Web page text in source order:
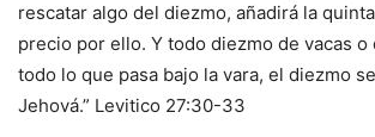
rescatar algo del diezmo, añadirá la
precio por ello. Y todo diezmo de vacas o
todo lo que pasa bajo la vara, el diezmo
Jehová.” Levitico 27:30-33